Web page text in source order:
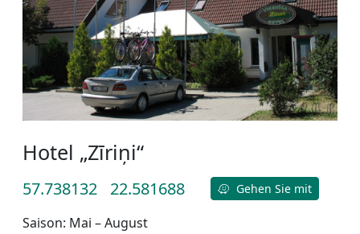
Hotel „Zīriņi“
57.738132 22.581688 Gehen Sie mit
Saison: Mai – August